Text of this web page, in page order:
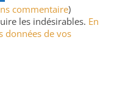
commentaire)
les indésirables. En
données de vos